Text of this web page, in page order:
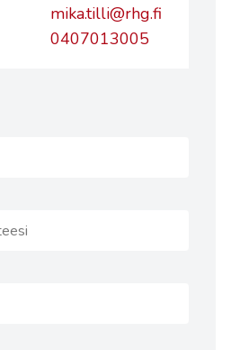
mika.tilli@rhg.fi
0407013005